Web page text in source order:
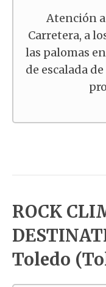
Atención
Carretera, a
las palomas
de escalada
ROCK
Toledo